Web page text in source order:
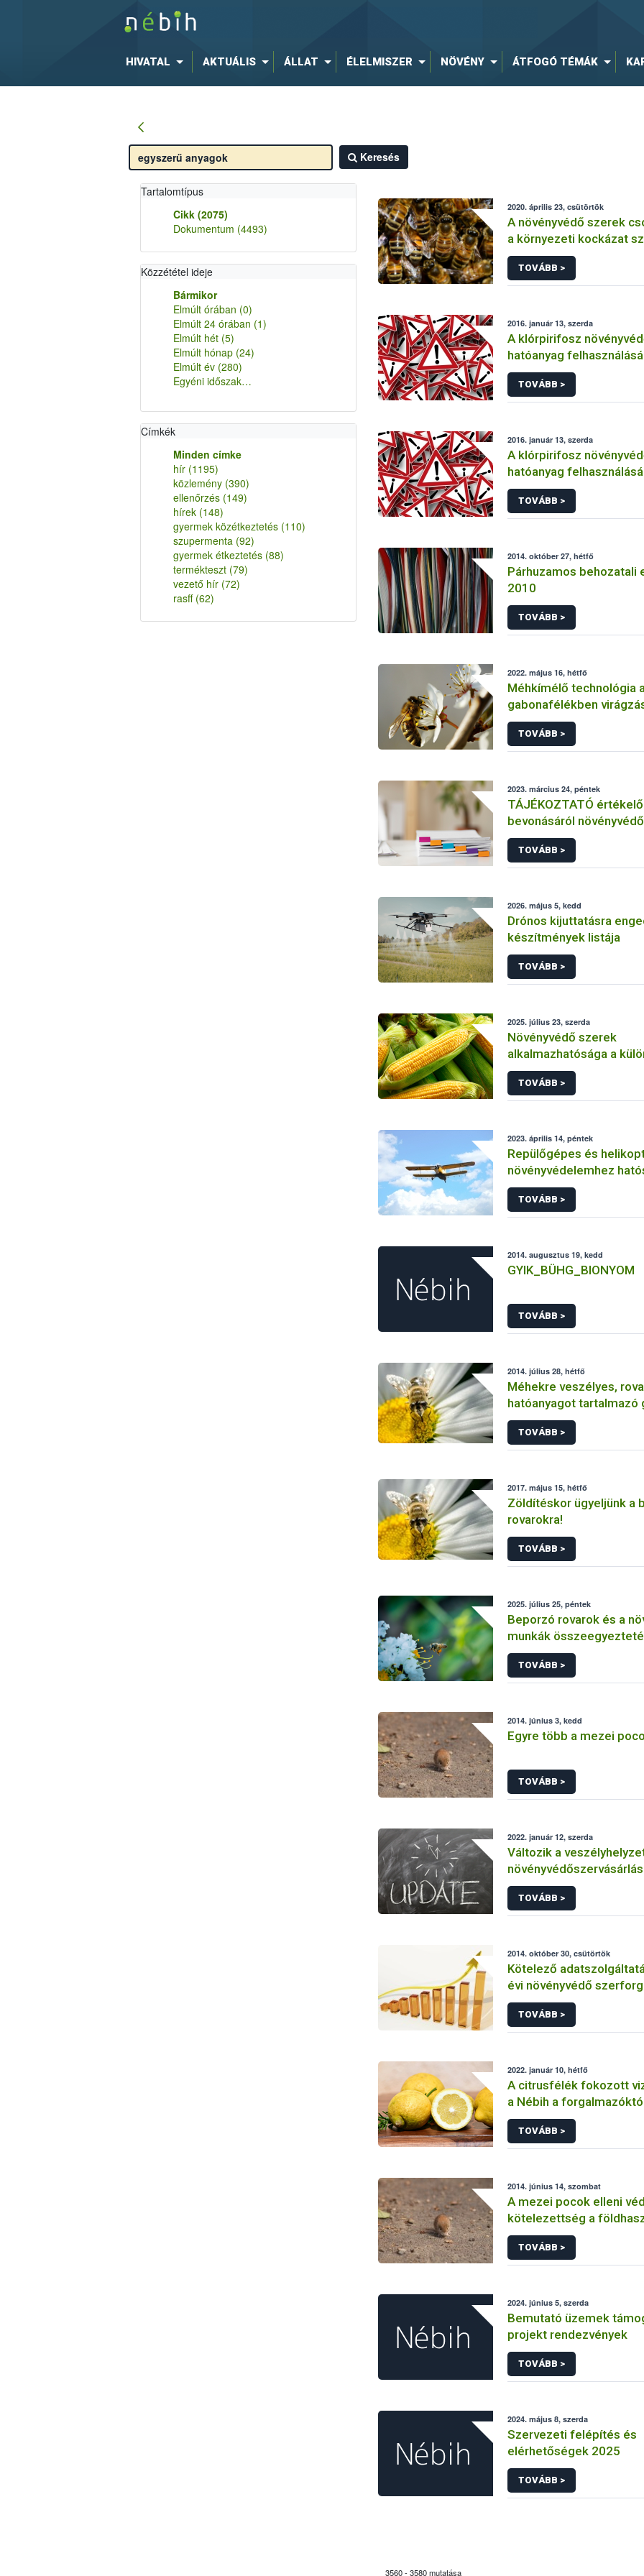
HIVATAL AKTUÁLIS ÁLLAT ÉLELMISZER NÖVÉNY ÁTFOGÓ TÉMÁK
Keresés
Tartalomtípus
Cikk (2075)
Dokumentum (4493)
Közzététel ideje
Bármikor
Elmúlt órában (0)
Elmúlt 24 órában (1)
Elmúlt hét (5)
Elmúlt hónap (24)
Elmúlt év (280)
Egyéni időszak…
Címkék
Minden címke
hír (1195)
közlemény (390)
ellenőrzés (149)
hírek (148)
gyermek közétkeztetés (110)
szupermenta (92)
gyermek étkeztetés (88)
termékteszt (79)
vezető hír (72)
rasff (62)
2020. április 23, csütörtök
A növényvédő szerek
a környezeti kockázat
TOVÁBB >
2016. január 13, szerda
A klórpirifosz
hatóanyag
korlátozása
TOVÁBB >
2016. január 13, szerda
A klórpirifosz
hatóanyag
korlátozása
TOVÁBB >
2014. október 27, hétfő
Párhuzamos behozatali
2010
TOVÁBB >
2022. május 16, hétfő
Méhkímélő technológia
gabonafélékben
TOVÁBB >
2023. március 24, péntek
TÁJÉKOZTATÓ
bevonásáról
hatóanyag és
engedélyezésére,
engedély
TOVÁBB >
2026. május 5, kedd
Drónos kijuttatásra
készítmények listája
TOVÁBB >
2025. július 23, szerda
Növényvédő szerek
alkalmazhatósága a
kukorica kultúrákban
TOVÁBB >
2023. április 14, péntek
Repülőgépes és
növényvédelemhez
engedéllyel rendelkező
TOVÁBB >
2014. augusztus 19, kedd
GYIK_BÜHG_BIONYOM
TOVÁBB >
2014. július 28, hétfő
Méhekre veszélyes,
hatóanyagot tartalmazó
növényvédő szert vont ki
forgalomból a NÉBIH
TOVÁBB >
2017. május 15, hétfő
Zöldítéskor ügyeljünk a
rovarokra!
TOVÁBB >
2025. július 25, péntek
Beporzó rovarok és a
munkák
fókuszban a méhészet
TOVÁBB >
2014. június 3, kedd
Egyre több a mezei
TOVÁBB >
2022. január 12, szerda
Változik a
engedélyekkel
szabályozás
TOVÁBB >
2014. október 30, csütörtök
Kötelező
évi növényvédő
TOVÁBB >
2022. január 10, hétfő
A citrusfélék fokozott
a Nébih a
TOVÁBB >
2014. június 14, szombat
A mezei pocok elleni
kötelezettség a
kiemelt feladata
TOVÁBB >
2024. június 5, szerda
Bemutató üzemek
projekt rendezvények
TOVÁBB >
2024. május 8, szerda
Szervezeti felépítés és
elérhetőségek 2025
TOVÁBB >
3560 - 3580 mutatása